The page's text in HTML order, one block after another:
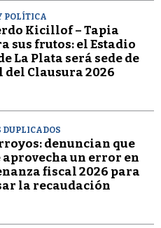
POLÍTICA
Kicillof – Tapia
sus frutos: el Estadio
La Plata será sede de
Clausura 2026
DUPLICADOS
denuncian que
aprovecha un error en
fiscal 2026 para
la recaudación